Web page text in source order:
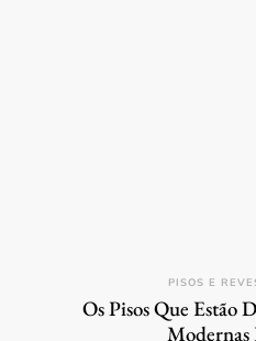
PISOS E
Os Pisos Que Estão
Modernas